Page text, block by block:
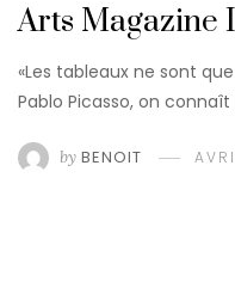
Arts Magazine
«Les tableaux ne sont
Pablo Picasso, on
by BENOIT